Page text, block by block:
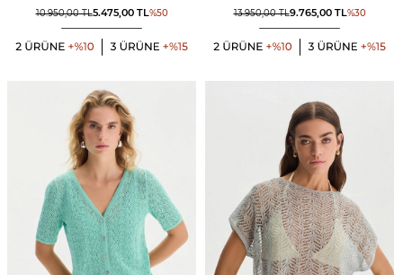
10.950,00TL5.475,00TL%50 13.950,00TL9.765,00TL%30